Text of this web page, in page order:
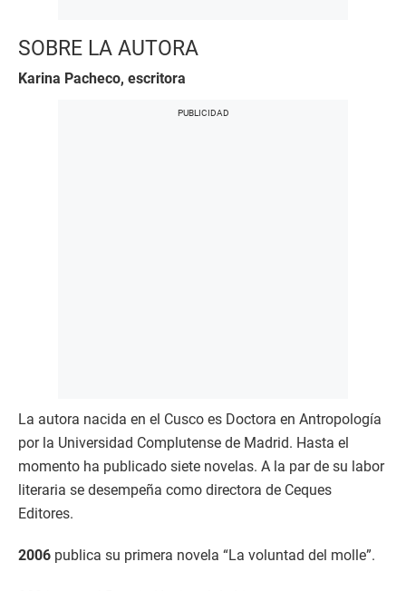
SOBRE LA AUTORA
Karina Pacheco, escritora
La autora nacida en el Cusco es Doctora en Antropología
por la Universidad Complutense de Madrid. Hasta el
momento ha publicado siete novelas. A la par de su labor
literaria se desempeña como directora de Ceques
Editores.
2006 publica su primera novela “La voluntad del molle”.